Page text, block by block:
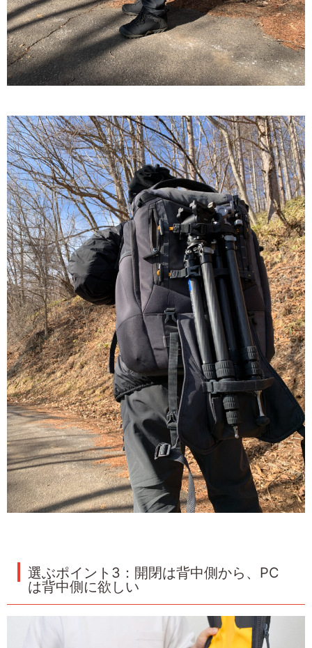
選ぶポイント3：開閉は背中側から、PC
は背中側に欲しい